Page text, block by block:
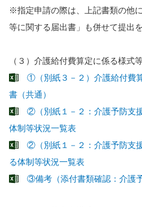
※指定申請の際は、上記書類の他
等に関する届出書」も併せて提出
（３）介護給付費算定に係る様式
①（別紙３－２）介護給付費
書（共通）
②（別紙１－２：介護予防支
体制等状況一覧表
②（別紙１－２：介護予防支
る体制等状況一覧表
③備考（添付書類確認：介護予